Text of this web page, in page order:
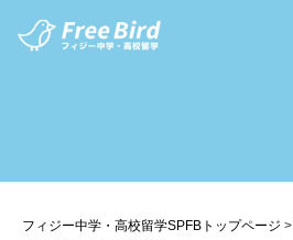
フィジー中学・高校留学SPFBトップページ >